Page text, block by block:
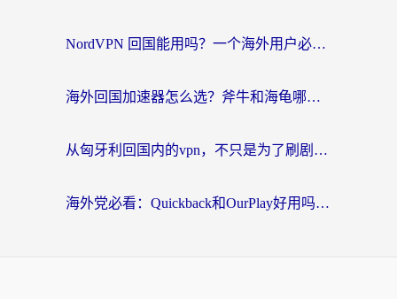
NordVPN 回国能用吗？一个海外用户必须面对的真实困境
海外回国加速器怎么选？斧牛和海龟哪个好？一篇帮你避开坑的实用指南
从匈牙利回国内的vpn，不只是为了刷剧那么简单
海外党必看：Quickback和OurPlay好用吗？3分钟选对回国加速器，无缝刷剧玩游戏